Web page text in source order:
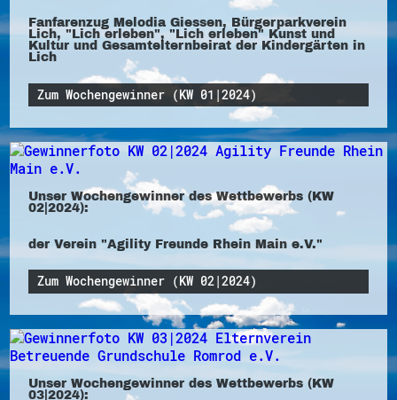
Fanfarenzug Melodia Giessen, Bürgerparkverein
Lich, "Lich erleben", "Lich erleben" Kunst und
Kultur und Gesamtelternbeirat der Kindergärten in
Lich
Zum Wochengewinner (KW 01|2024)
Unser Wochengewinner des Wettbewerbs (KW
02|2024):
der Verein "Agility Freunde Rhein Main e.V."
Zum Wochengewinner (KW 02|2024)
Unser Wochengewinner des Wettbewerbs (KW
03|2024):